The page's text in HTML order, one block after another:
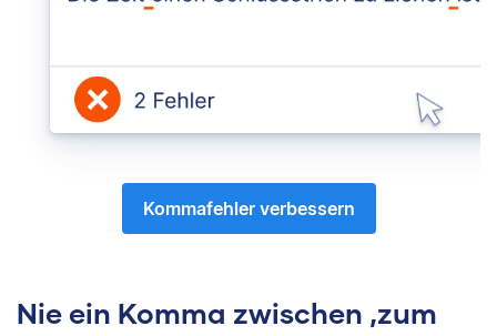
Kommafehler verbessern
Nie ein Komma zwischen ‚zum